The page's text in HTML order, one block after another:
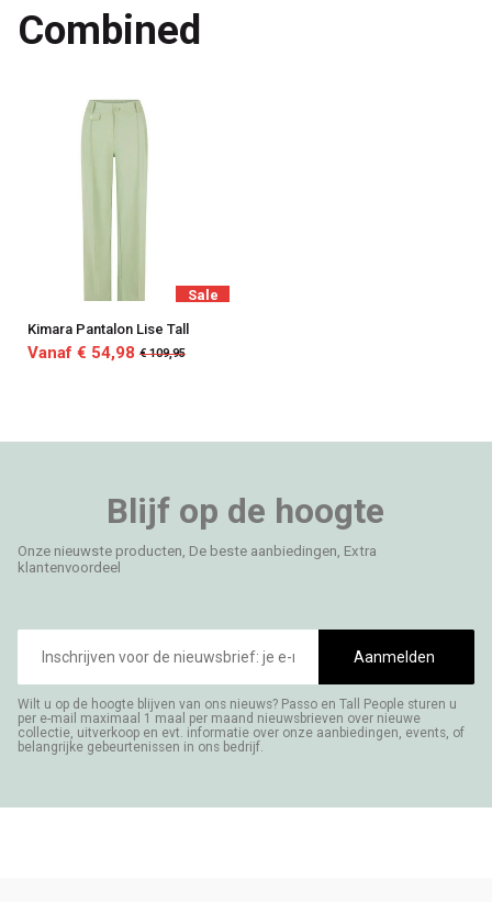
Combined
Sale
Kimara Pantalon Lise Tall
Vanaf € 54,98 € 109,95
Blijf op de hoogte
Onze nieuwste producten, De beste aanbiedingen, Extra
klantenvoordeel
mailadres
Aanmelden
Wilt u op de hoogte blijven van ons nieuws? Passo en Tall People sturen u
per e-mail maximaal 1 maal per maand nieuwsbrieven over nieuwe
collectie, uitverkoop en evt. informatie over onze aanbiedingen, events, of
belangrijke gebeurtenissen in ons bedrijf.